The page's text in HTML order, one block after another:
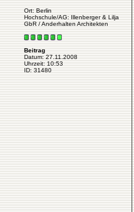
Ort: Berlin
Hochschule/AG: Illenberger & Lilja
GbR / Anderhalten Architekten
Beitrag
Datum: 27.11.2008
Uhrzeit: 10:53
ID: 31480